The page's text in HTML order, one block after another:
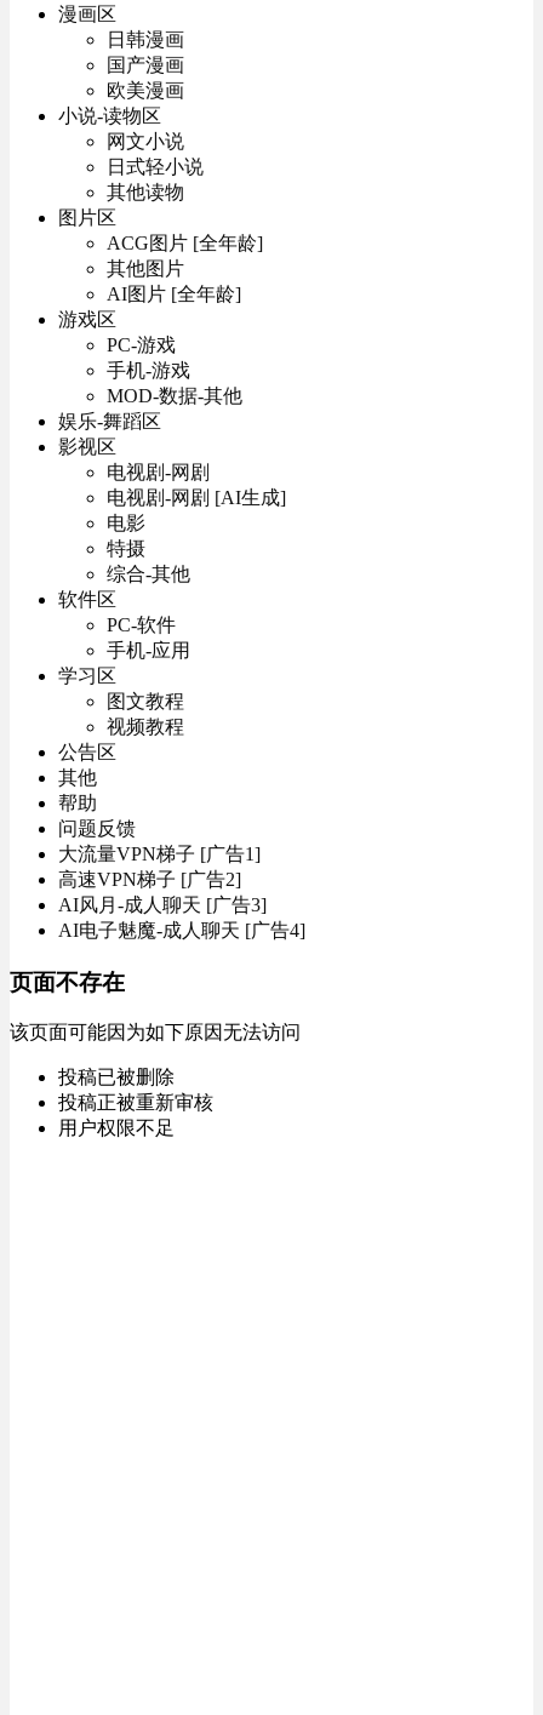
漫画区
日韩漫画
国产漫画
欧美漫画
小说-读物区
网文小说
日式轻小说
其他读物
图片区
ACG图片 [全年龄]
其他图片
AI图片 [全年龄]
游戏区
PC-游戏
手机-游戏
MOD-数据-其他
娱乐-舞蹈区
影视区
电视剧-网剧
电视剧-网剧 [AI生成]
电影
特摄
综合-其他
软件区
PC-软件
手机-应用
学习区
图文教程
视频教程
公告区
其他
帮助
问题反馈
大流量VPN梯子 [广告1]
高速VPN梯子 [广告2]
AI风月-成人聊天 [广告3]
AI电子魅魔-成人聊天 [广告4]
页面不存在
该页面可能因为如下原因无法访问
投稿已被删除
投稿正被重新审核
用户权限不足